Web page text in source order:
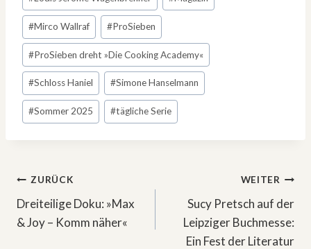
#Mirco Wallraf #ProSieben
#ProSieben dreht »Die Cooking Academy«
#Schloss Haniel #Simone Hanselmann
#Sommer 2025 #tägliche Serie
Beitragsnavigation
ZURÜCK
Dreiteilige Doku: »Max
& Joy – Komm näher«
WEITER
Sucy Pretsch auf der
Leipziger Buchmesse:
Ein Fest der Literatur